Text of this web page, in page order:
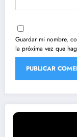
Guardar mi nombre,
la próxima vez que